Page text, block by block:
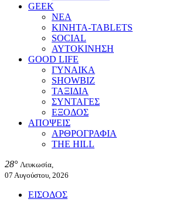
GEEK
ΝΕΑ
ΚΙΝΗΤΑ-TABLETS
SOCIAL
ΑΥΤΟΚΙΝΗΣΗ
GOOD LIFE
ΓΥΝΑΙΚΑ
SHOWBIZ
ΤΑΞΙΔΙΑ
ΣΥΝΤΑΓΕΣ
ΕΞΟΔΟΣ
ΑΠΟΨΕΙΣ
ΑΡΘΡΟΓΡΑΦΙΑ
THE HILL
28° Λευκωσία,
07 Αυγούστου, 2026
ΕΙΣΟΔΟΣ